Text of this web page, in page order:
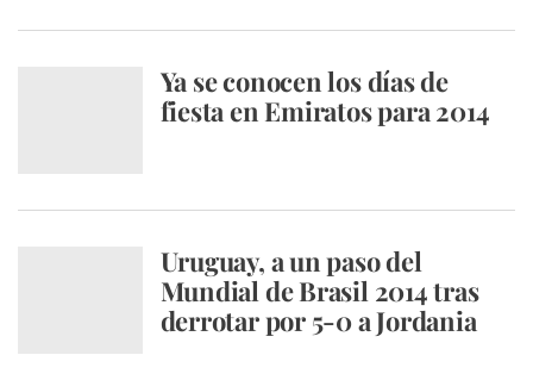
Ya se conocen los días de
fiesta en Emiratos para 2014
Uruguay, a un paso del
Mundial de Brasil 2014 tras
derrotar por 5-0 a Jordania